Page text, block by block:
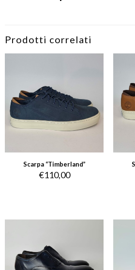
Prodotti correlati
Scarpa “Timberland”
€110,00